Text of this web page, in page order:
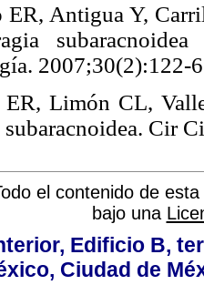
Antigua Y,
Limón CL,
subaracnoidea.
el contenido de
bajo una
Edificio B,
Ciudad de